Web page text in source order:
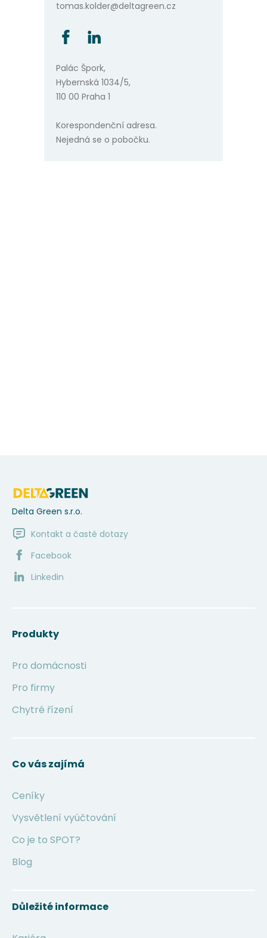
tomas.kolder@deltagreen.cz
Palác Špork,
Hybernská 1034/5,
110 00 Praha 1
Korespondenční adresa.
Nejedná se o pobočku.
Delta Green s.r.o.
Kontakt a časté dotazy
Facebook
Linkedin
Produkty
Pro domácnosti
Pro firmy
Chytré řízení
Co vás zajímá
Ceníky
Vysvětlení vyúčtování
Co je to SPOT?
Blog
Důležité informace